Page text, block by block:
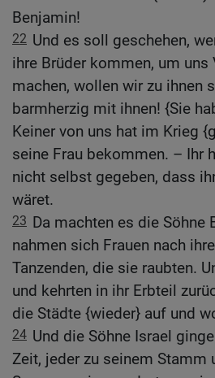
Benjamin!
22 Und es soll geschehen,
ihre Brüder kommen, um uns
machen, wollen wir zu ihnen
barmherzig mit ihnen! {Sie
Keiner von uns hat im Krieg
seine Frau bekommen. – Ihr
nicht selbst gegeben, dass
wäret.
23 Da machten es die Söhne
nahmen sich Frauen nach
Tanzenden, die sie raubten.
und kehrten in ihr Erbteil
die Städte {wieder} auf und
24 Und die Söhne Israel
Zeit, jeder zu seinem Stamm